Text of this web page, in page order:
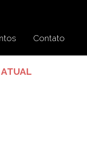
Contato
ATUAL